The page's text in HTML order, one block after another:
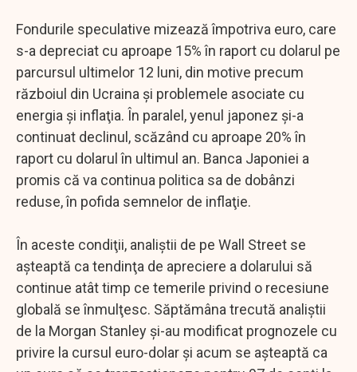
Fondurile speculative mizează împotriva euro, care
s-a depreciat cu aproape 15% în raport cu dolarul pe
parcursul ultimelor 12 luni, din motive precum
războiul din Ucraina şi problemele asociate cu
energia şi inflaţia. În paralel, yenul japonez şi-a
continuat declinul, scăzând cu aproape 20% în
raport cu dolarul în ultimul an. Banca Japoniei a
promis că va continua politica sa de dobânzi
reduse, în pofida semnelor de inflaţie.
În aceste condiţii, analiştii de pe Wall Street se
aşteaptă ca tendinţa de apreciere a dolarului să
continue atât timp ce temerile privind o recesiune
globală se înmulţesc. Săptămâna trecută analiştii
de la Morgan Stanley şi-au modificat prognozele cu
privire la cursul euro-dolar şi acum se aşteaptă ca